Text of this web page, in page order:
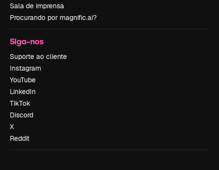
Sala de imprensa
Procurando por magnific.ai?
Siga-nos
Suporte ao cliente
Instagram
YouTube
LinkedIn
TikTok
Discord
X
Reddit